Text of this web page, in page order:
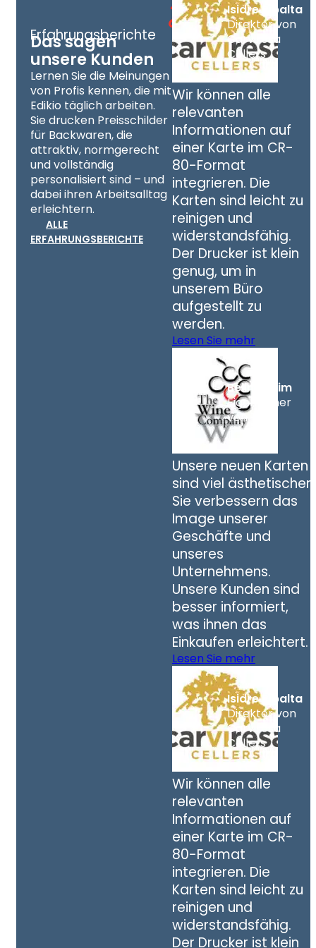
Erfahrungsberichte
Das sagen
unsere Kunden
Lernen Sie die Meinungen
von Profis kennen, die mit
Edikio täglich arbeiten.
Sie drucken Preisschilder
für Backwaren, die
attraktiv, normgerecht
und vollständig
personalisiert sind – und
dabei ihren Arbeitsalltag
erleichtern.
ALLE
ERFAHRUNGSBERICHTE
Isidre Ribalta
Direktor von
Carviresa
Cellers
Wir können alle
relevanten
Informationen auf
einer Karte im CR-
80-Format
integrieren. Die
Karten sind leicht zu
reinigen und
widerstandsfähig.
Der Drucker ist klein
genug, um in
unserem Büro
aufgestellt zu
werden.
Lesen Sie mehr
Belinda Lim
Eigentümer
von TWC
Unsere neuen Karten
sind viel ästhetischer.
Sie verbessern das
Image unserer
Geschäfte und
unseres
Unternehmens.
Unsere Kunden sind
besser informiert,
was ihnen das
Einkaufen erleichtert.
Lesen Sie mehr
Isidre Ribalta
Direktor von
Carviresa
Cellers
Wir können alle
relevanten
Informationen auf
einer Karte im CR-
80-Format
integrieren. Die
Karten sind leicht zu
reinigen und
widerstandsfähig.
Der Drucker ist klein